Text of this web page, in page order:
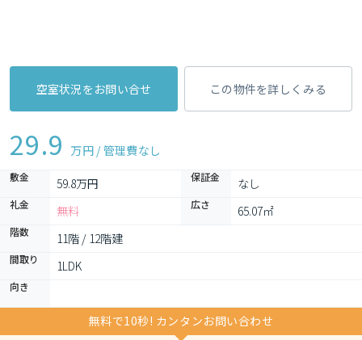
空室状況をお問い合せ この物件を詳しくみる
29.9 万円 / 管理費なし
敷金 59.8万円 保証金 なし
礼金 無料 広さ 65.07㎡
階数 11階 / 12階建
間取り 1LDK
向き
無料で10秒! カンタンお問い合わせ